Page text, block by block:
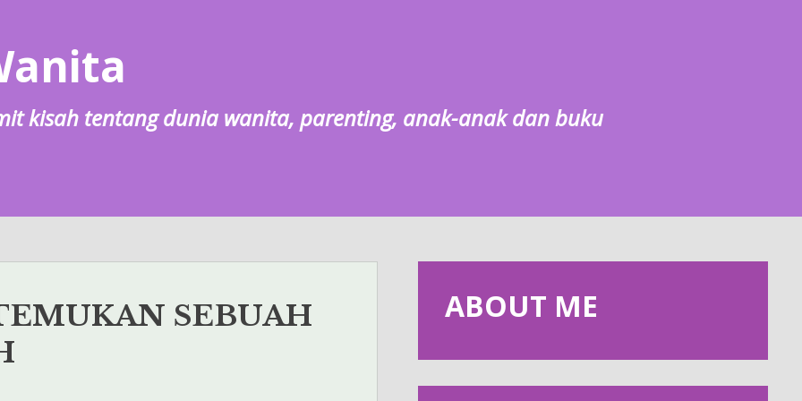
kisah tentang dunia wanita, parenting, anak-anak dan buku
SEBUAH
ABOUT ME